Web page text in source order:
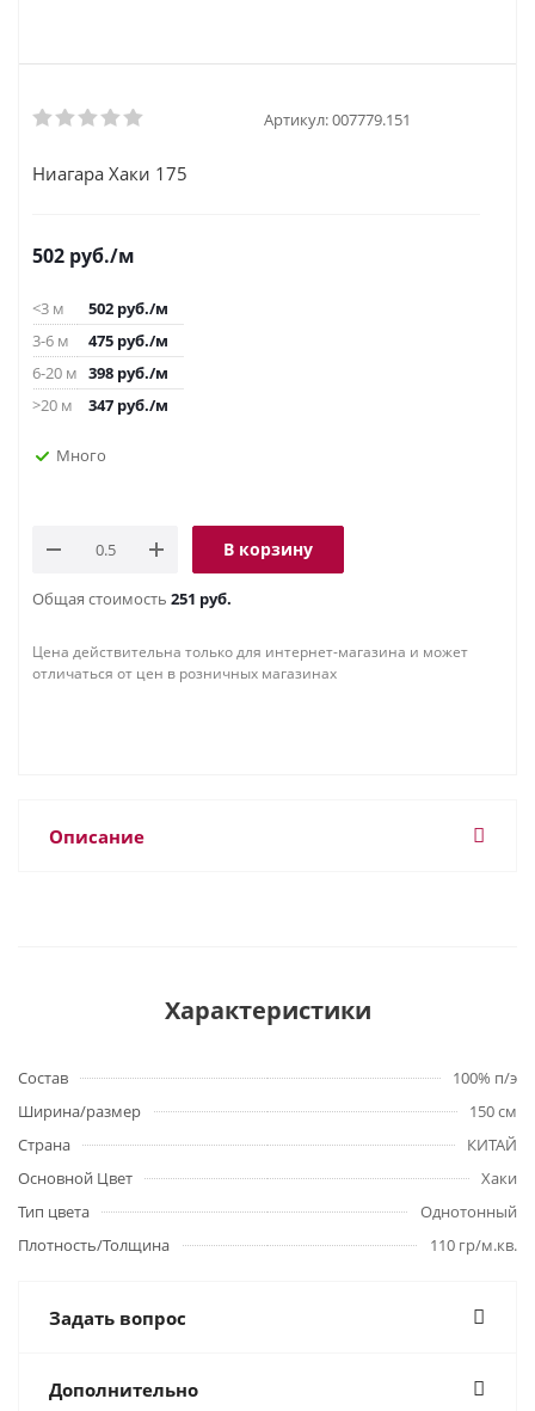
Артикул:007779.151
Ниагара Хаки 175
502 руб./м
<3 м 502 руб./м
3-6 м
475 руб./м
6-20 м 398 руб./м
>20 м
347 руб./м
Много
В корзину
Общая стоимость 251 руб.
Цена действительна только для интернет-магазина и может
отличаться от цен в розничных магазинах
Описание
Характеристики
Состав
100% п/э
Ширина/размер
150 см
Страна
КИТАЙ
Основной Цвет
Хаки
Тип цвета
Однотонный
Плотность/Толщина
110 гр/м.кв.
Задать вопрос
Дополнительно